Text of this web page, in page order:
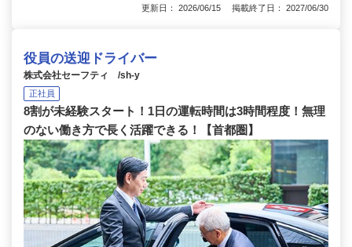
更新日： 2026/06/15 掲載終了日： 2027/06/30
役員の送迎ドライバー
株式会社セーフティ /sh-y
正社員
8割が未経験スタート！1日の運転時間は3時間程度！無理
のない働き方で長く活躍できる！【首都圏】